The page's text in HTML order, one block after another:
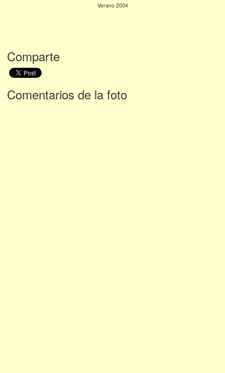
Verano 2004
Comparte
Comentarios de la foto